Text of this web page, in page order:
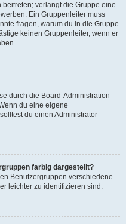
verlangt die Gruppe eine
Ein Gruppenleiter muss
fragen, warum du in die Gruppe
keinen Gruppenleiter, wenn er
durch die Board-Administration
du eine eigene
du einen Administrator
farbig dargestellt?
Benutzergruppen verschiedene
leichter zu identifizieren sind.